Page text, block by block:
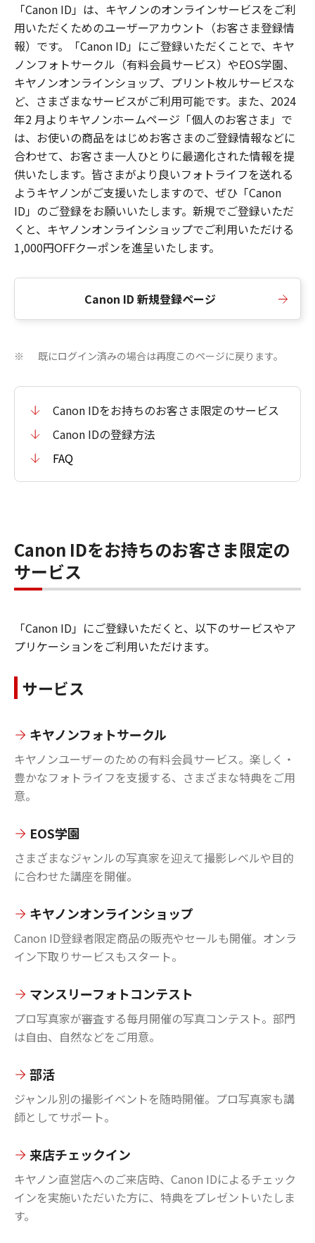
「Canon ID」は、キヤノンのオンラインサービスをご利
用いただくためのユーザーアカウント（お客さま登録情
報）です。「Canon ID」にご登録いただくことで、キヤ
ノンフォトサークル（有料会員サービス）やEOS学園、
キヤノンオンラインショップ、プリント枚ルサービスな
ど、さまざまなサービスがご利用可能です。また、2024
年2 月よりキヤノンホームページ「個人のお客さま」で
は、お使いの商品をはじめお客さまのご登録情報などに
合わせて、お客さま一人ひとりに最適化された情報を提
供いたします。皆さまがより良いフォトライフを送れる
ようキヤノンがご支援いたしますので、ぜひ「Canon
ID」のご登録をお願いいたします。新規でご登録いただ
くと、キヤノンオンラインショップでご利用いただける
1,000円OFFクーポンを進呈いたします。
Canon ID 新規登録ページ
※ 既にログイン済みの場合は再度このページに戻ります。
Canon IDをお持ちのお客さま限定のサービス
Canon IDの登録方法
FAQ
Canon IDをお持ちのお客さま限定の
サービス
「Canon ID」にご登録いただくと、以下のサービスやア
プリケーションをご利用いただけます。
サービス
キヤノンフォトサークル
キヤノンユーザーのための有料会員サービス。楽しく・
豊かなフォトライフを支援する、さまざまな特典をご用
意。
EOS学園
さまざまなジャンルの写真家を迎えて撮影レベルや目的
に合わせた講座を開催。
キヤノンオンラインショップ
Canon ID登録者限定商品の販売やセールも開催。オンラ
イン下取りサービスもスタート。
マンスリーフォトコンテスト
プロ写真家が審査する毎月開催の写真コンテスト。部門
は自由、自然などをご用意。
部活
ジャンル別の撮影イベントを随時開催。プロ写真家も講
師としてサポート。
来店チェックイン
キヤノン直営店へのご来店時、Canon IDによるチェック
インを実施いただいた方に、特典をプレゼントいたしま
す。